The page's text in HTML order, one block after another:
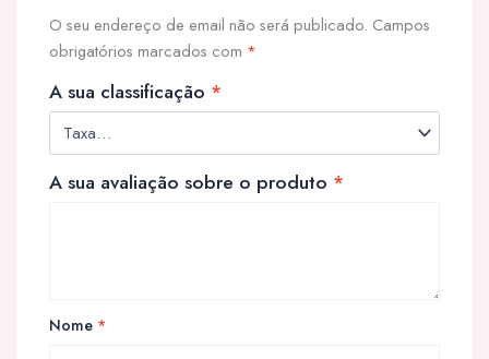
O seu endereço de email não será publicado. Campos
obrigatórios marcados com *
A sua classificação *
A sua avaliação sobre o produto *
Nome *